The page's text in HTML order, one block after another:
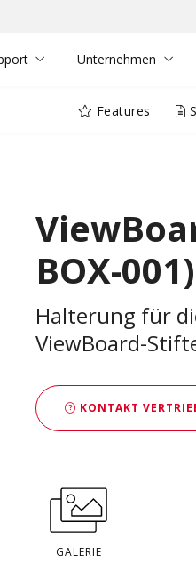
Unternehmen
Features
BOX-001)
Halterung für
ViewBoard-
KONTAKT
GALERIE